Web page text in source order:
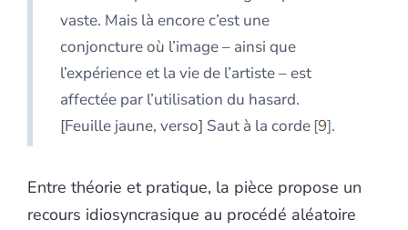
vaste. Mais là encore c’est une
conjoncture où l’image – ainsi que
l’expérience et la vie de l’artiste – est
affectée par l’utilisation du hasard.
[Feuille jaune, verso] Saut à la corde 9 .
Entre théorie et pratique, la pièce propose un
recours idiosyncrasique au procédé aléatoire